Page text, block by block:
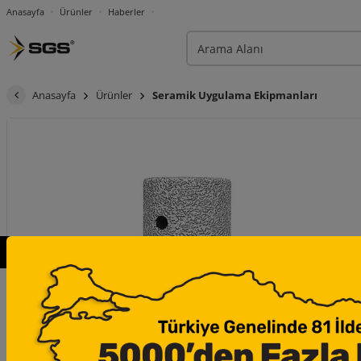
Anasayfa Ürünler Haberler
Anasayfa Ürünler Seramik Uygulama Ekipmanları